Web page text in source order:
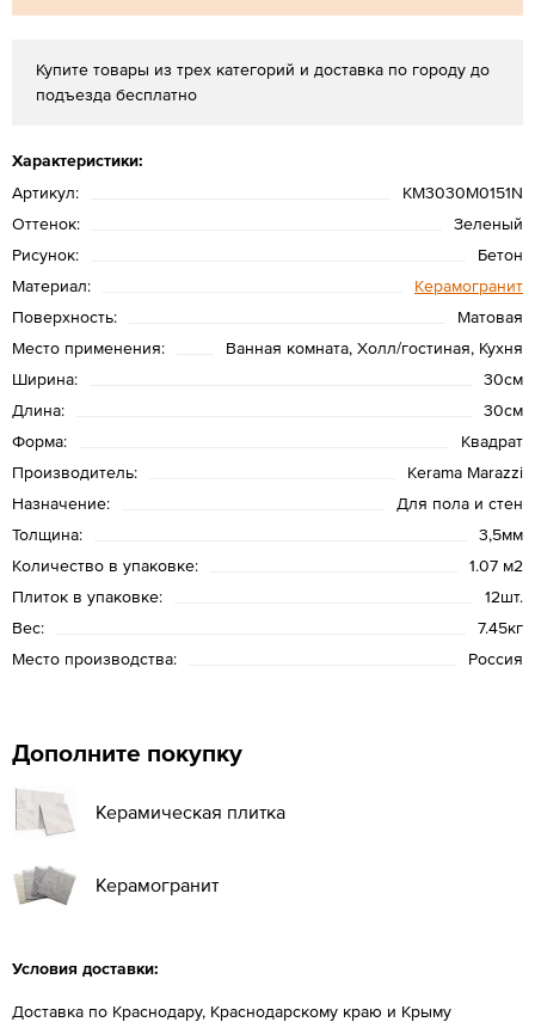
Купите товары из трех категорий и доставка по городу до
подъезда бесплатно
Характеристики:
Артикул:
KM3030M0151N
Оттенок:
Зеленый
Рисунок:
Бетон
Материал:
Керамогранит
Поверхность:
Матовая
Место применения:
Ванная комната, Холл/гостиная, Кухня
Ширина:
30см
Длина:
30см
Форма:
Квадрат
Производитель:
Kerama Marazzi
Назначение:
Для пола и стен
Толщина:
3,5мм
Количество в упаковке:
1.07 м2
Плиток в упаковке:
12шт.
Вес:
7.45кг
Место производства:
Россия
Дополните покупку
Керамическая плитка
Керамогранит
Условия доставки:
Доставка по Краснодару, Краснодарскому краю и Крыму